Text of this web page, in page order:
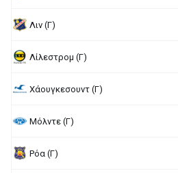
Λιν (Γ)
Λίλεστρομ (Γ)
Χάουγκεσουντ (Γ)
Μόλντε (Γ)
Ρόα (Γ)